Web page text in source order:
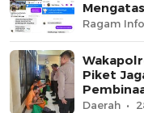
Ragam
Piket
Daerah